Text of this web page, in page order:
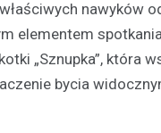
nawyków
elementem
„Sznupka”, która
bycia